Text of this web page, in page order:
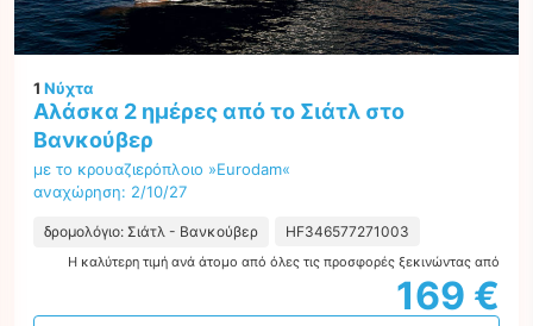
1 Νύχτα
Αλάσκα 2 ημέρες από το Σιάτλ στο
Βανκούβερ
με το κρουαζιερόπλοιο »Eurodam«
αναχώρηση: 2/10/27
δρομολόγιο: Σιάτλ - Βανκούβερ HF346577271003
Η καλύτερη τιμή ανά άτομο από όλες τις προσφορές ξεκινώντας από
169 €